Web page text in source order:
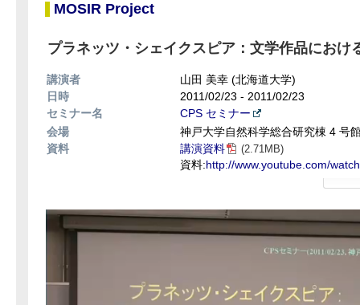
MOSIR Project
プラネッツ・シェイクスピア：文学作品におけ
講演者
山田 美幸 (北海道大学)
日時
2011/02/23 - 2011/02/23
セミナー名
CPS セミナー
会場
神戸大学自然科学総合研究棟 4 号
資料
講演資料 (2.71MB)
資料:http://www.youtube.com/